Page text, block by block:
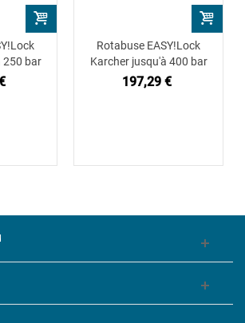
250 bar
Rotabuse EASY!Lock
Karcher jusqu'à 400 bar
197,29 €